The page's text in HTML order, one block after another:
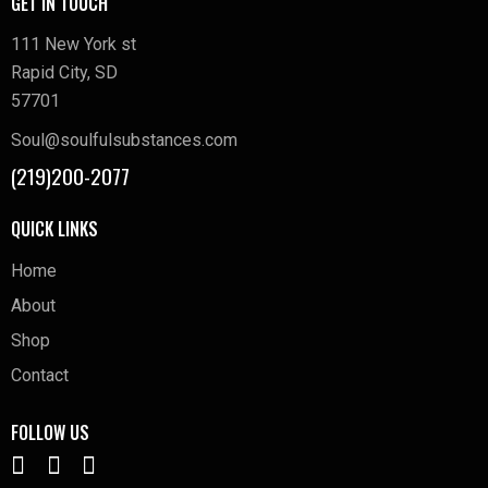
111 New York st
Rapid City, SD
57701
Soul@soulfulsubstances.com
(219)200-2077
QUICK LINKS
Home
About
Shop
Contact
FOLLOW US